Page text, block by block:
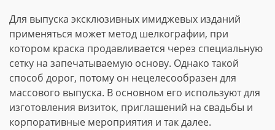
Для выпуска эксклюзивных имиджевых изданий
применяться может метод шелкографии, при
котором краска продавливается через специальную
сетку на запечатываемую основу. Однако такой
способ дорог, потому он нецелесообразен для
массового выпуска. В основном его используют для
изготовления визиток, приглашений на свадьбы и
корпоративные мероприятия и так далее.